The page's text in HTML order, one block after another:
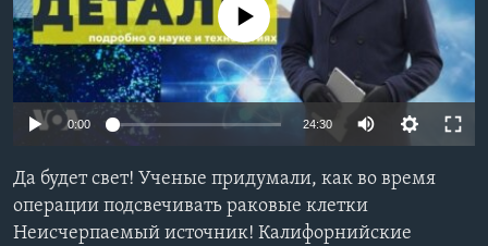
Learning English
СОЦИАЛЬНЫЕ СЕТИ
Языки
No media source currently available
0:00 24:30
Да будет свет! Ученые придумали, как во время
операции подсвечивать раковые клетки
Неисчерпаемый источник! Калифорнийские